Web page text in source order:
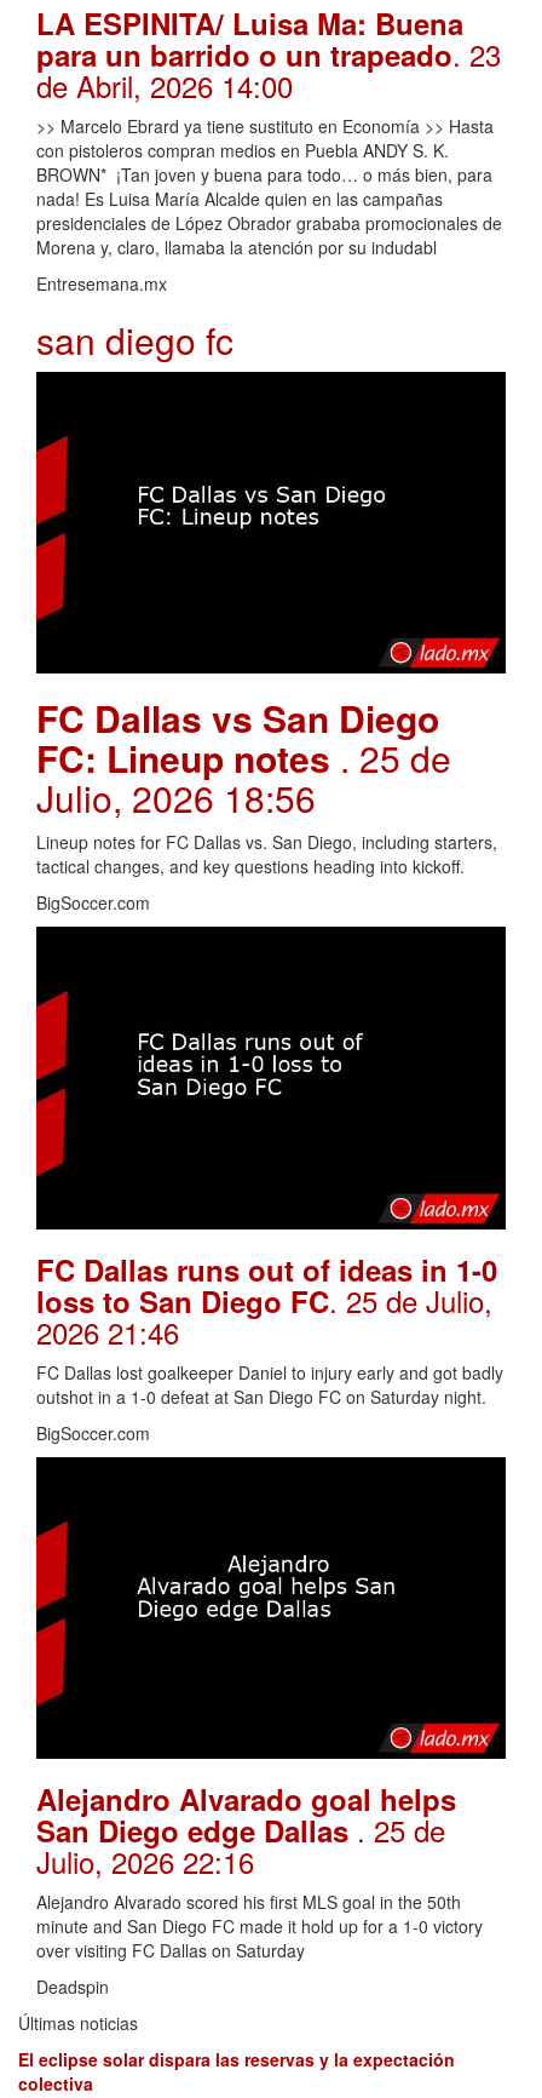
LA ESPINITA/ Luisa Ma: Buena
para un barrido o un trapeado. 23
de Abril, 2026 14:00
>> Marcelo Ebrard ya tiene sustituto en Economía >> Hasta
con pistoleros compran medios en Puebla ANDY S. K.
BROWN* ¡Tan joven y buena para todo… o más bien, para
nada! Es Luisa María Alcalde quien en las campañas
presidenciales de López Obrador grababa promocionales de
Morena y, claro, llamaba la atención por su indudabl
Entresemana.mx
san diego fc
FC Dallas vs San Diego
FC: Lineup notes . 25 de
Julio, 2026 18:56
Lineup notes for FC Dallas vs. San Diego, including starters,
tactical changes, and key questions heading into kickoff.
BigSoccer.com
FC Dallas runs out of ideas in 1-0
loss to San Diego FC. 25 de Julio,
2026 21:46
FC Dallas lost goalkeeper Daniel to injury early and got badly
outshot in a 1-0 defeat at San Diego FC on Saturday night.
BigSoccer.com
Alejandro Alvarado goal helps
San Diego edge Dallas . 25 de
Julio, 2026 22:16
Alejandro Alvarado scored his first MLS goal in the 50th
minute and San Diego FC made it hold up for a 1-0 victory
over visiting FC Dallas on Saturday
Deadspin
Últimas noticias
El eclipse solar dispara las reservas y la expectación
colectiva